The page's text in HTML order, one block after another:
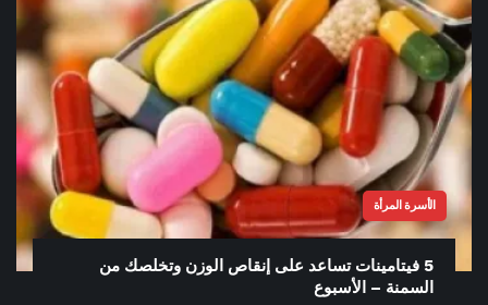
الأسرة المرأة
5 فيتامينات تساعد على إنقاص الوزن وتخلصك من
السمنة – الأسبوع